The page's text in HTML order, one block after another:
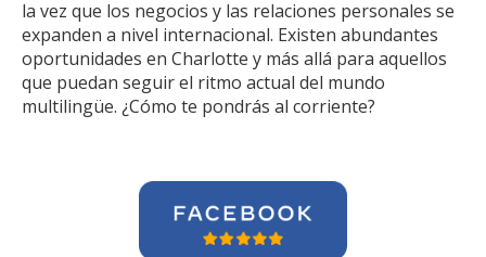
la vez que los negocios y las relaciones personales se
expanden a nivel internacional. Existen abundantes
oportunidades en Charlotte y más allá para aquellos
que puedan seguir el ritmo actual del mundo
multilingüe. ¿Cómo te pondrás al corriente?